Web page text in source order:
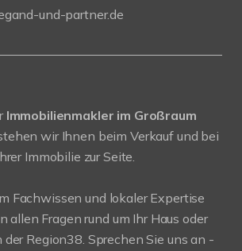
und-partner.de
Immobilienmakler im Großraum
wir Ihnen beim Verkauf und bei
Immobilie zur Seite.
Fachwissen und lokaler Expertise
allen Fragen rund um Ihr Haus oder
Region38. Sprechen Sie uns an -